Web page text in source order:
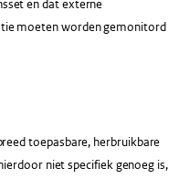
en dat externe
moeten worden gemonitord
toepasbare, herbruikbare
niet specifiek genoeg is,